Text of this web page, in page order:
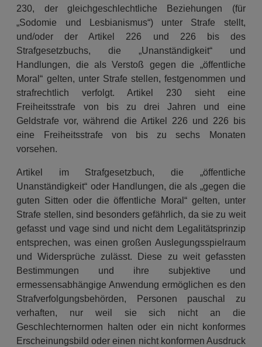
230, der gleichgeschlechtliche Beziehungen (für
„Sodomie und Lesbianismus“) unter Strafe stellt,
und/oder der Artikel 226 und 226 bis des
Strafgesetzbuchs, die „Unanständigkeit“ und
Handlungen, die als Verstoß gegen die „öffentliche
Moral“ gelten, unter Strafe stellen, festgenommen und
strafrechtlich verfolgt. Artikel 230 sieht eine
Freiheitsstrafe von bis zu drei Jahren und eine
Geldstrafe vor, während die Artikel 226 und 226 bis
eine Freiheitsstrafe von bis zu sechs Monaten
vorsehen.
Artikel im Strafgesetzbuch, die „öffentliche
Unanständigkeit“ oder Handlungen, die als „gegen die
guten Sitten oder die öffentliche Moral“ gelten, unter
Strafe stellen, sind besonders gefährlich, da sie zu weit
gefasst und vage sind und nicht dem Legalitätsprinzip
entsprechen, was einen großen Auslegungsspielraum
und Widersprüche zulässt. Diese zu weit gefassten
Bestimmungen und ihre subjektive und
ermessensabhängige Anwendung ermöglichen es den
Strafverfolgungsbehörden, Personen pauschal zu
verhaften, nur weil sie sich nicht an die
Geschlechternormen halten oder ein nicht konformes
Erscheinungsbild oder einen nicht konformen Ausdruck